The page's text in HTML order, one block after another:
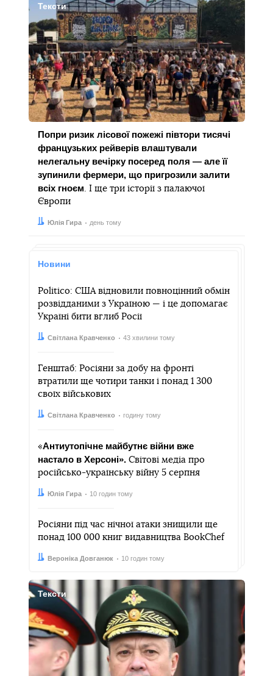
Тексти
Попри ризик лісової пожежі півтори тисячі
французьких рейверів влаштували
нелегальну вечірку посеред поля — але її
зупинили фермери, що пригрозили залити
всіх гноєм . І ще три історії з палаючої
Європи
Автор:
Юлія Гира
Дата: день тому
Новини
Politico: США відновили повноцінний обмін
розвідданими з Україною — і це допомагає
Україні бити вглиб Росії
Автор:
Світлана Кравченко
Дата: 43 хвилини тому
Генштаб: Росіяни за добу на фронті
втратили ще чотири танки і понад 1 300
своїх військових
Автор:
Світлана Кравченко
Дата: годину тому
«Антиутопічне майбутнє війни вже
настало в Херсоні». Світові медіа про
російсько-українську війну 5 серпня
Автор:
Юлія Гира
Дата: 10 годин тому
Росіяни під час нічної атаки знищили ще
понад 100 000 книг видавництва BookChef
Автор:
Вероніка Довганюк
Дата: 10 годин тому
Тексти